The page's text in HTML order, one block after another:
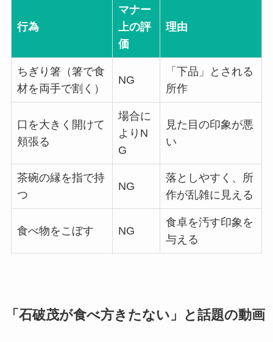
行為
マナー
上の評
価
理由
ちぎり箸（箸で食
材を両手で割く）
NG
「下品」とされる
所作
口を大きく開けて
頬張る
場合に
よりN
G
見た目の印象が悪
い
茶碗の縁を指で持
つ
NG
落としやすく、所
作が乱雑に見える
食べ物をこぼす NG
食卓を汚す印象を
与える
「石破茂が食べ方きたない」と話題の動画